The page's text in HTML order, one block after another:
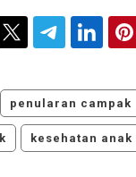
penularan campak
kesehatan anak